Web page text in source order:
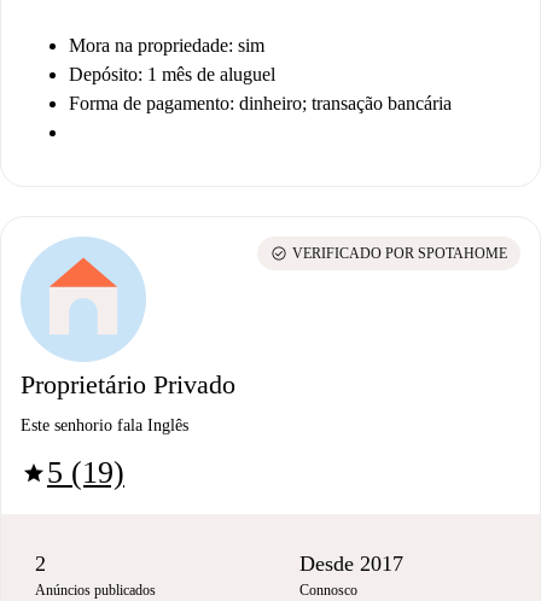
Mora na propriedade: sim
Depósito: 1 mês de aluguel
Forma de pagamento: dinheiro; transação bancária
Proprietário Privado
Este senhorio fala Inglês
star5 (19)
check_circle VERIFICADO POR SPOTAHOME
2
Anúncios publicados
Desde 2017
Connosco